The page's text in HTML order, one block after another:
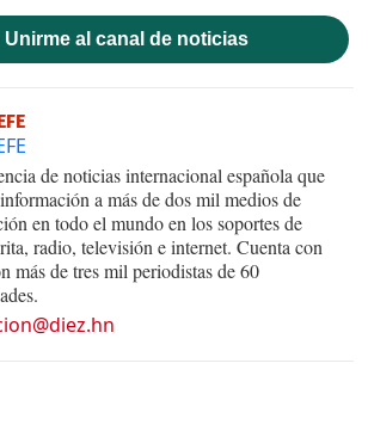
Unirme al canal de noticias
de noticias internacional española que
a más de dos mil medios de
en todo el mundo en los soportes de
radio, televisión e internet. Cuenta con
más de tres mil periodistas de 60